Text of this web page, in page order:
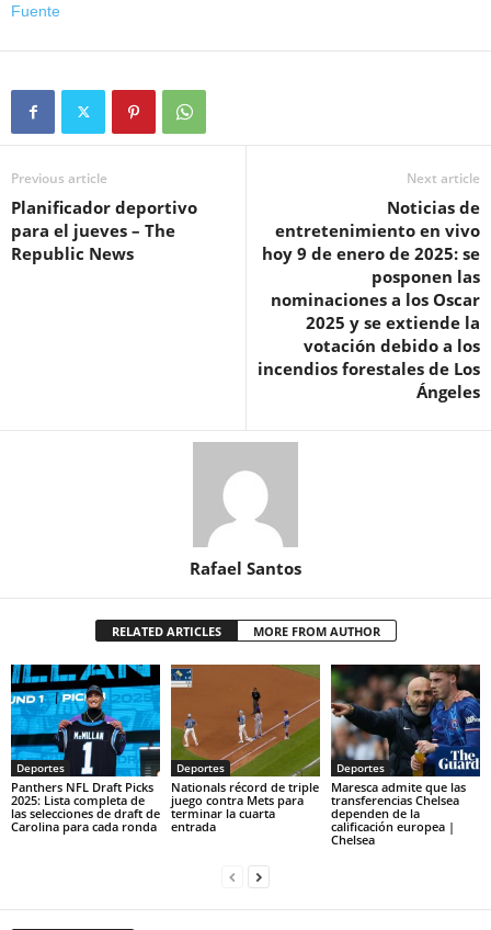
Fuente
Previous article
Planificador deportivo
para el jueves – The
Republic News
Next article
Noticias de
entretenimiento en vivo
hoy 9 de enero de 2025: se
posponen las
nominaciones a los Oscar
2025 y se extiende la
votación debido a los
incendios forestales de Los
Ángeles
Rafael Santos
RELATED ARTICLES MORE FROM AUTHOR
Deportes
Panthers NFL Draft Picks
2025: Lista completa de
las selecciones de draft de
Carolina para cada ronda
Deportes
Nationals récord de triple
juego contra Mets para
terminar la cuarta
entrada
Deportes
Maresca admite que las
transferencias Chelsea
dependen de la
calificación europea |
Chelsea